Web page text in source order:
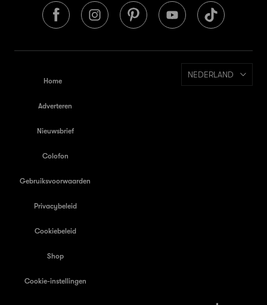
Home
Adverteren
Nieuwsbrief
Colofon
Gebruiksvoorwaarden
Privacybeleid
Cookiebeleid
Shop
Cookie-instellingen
NEDERLAND